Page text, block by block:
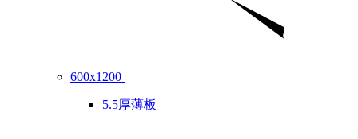
600x1200
5.5厚薄板